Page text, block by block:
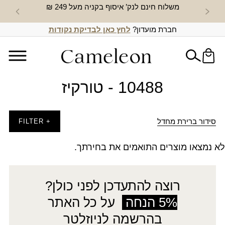
משלוח חינם לנק’ איסוף בקניה מעל 249 ₪ חדש
חברת מועדון? לחץ כאן לבדיקת נקודות
10488 - טורקיז
סידור ברירת מחדל + FILTER
לא נמצאו מוצרים התואמים את בחירתך.
רוצה להתעדכן לפני כולן?
5% הנחה
על כל האתר
בהרשמה לניוזלטר